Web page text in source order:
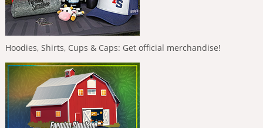
Hoodies, Shirts, Cups & Caps: Get official merchandise!